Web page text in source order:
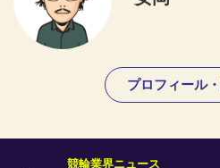
プロフィール
競輪業界ニュース